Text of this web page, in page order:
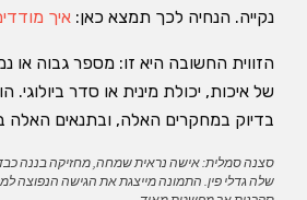
נקייה. הנחיה לכך תמצא כאן: איך
הזווית החשובה היא זו: מספר גבוה או
של איכות, יכולת מינית או סדר
בדיוק במחקרים האלה, ובתנאים האלה
סצנה סמלית: אישה נראית שמחה, מחזיקה בננה
שלה גדלי פין. התמונה מייצגת את הגישה הנפוצה